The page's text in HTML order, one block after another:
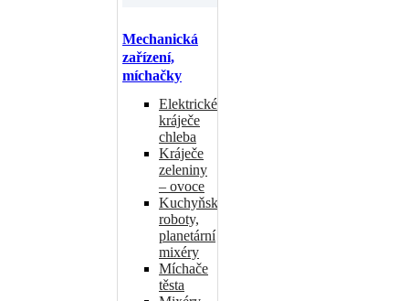
Mechanická
zařízení,
míchačky
Elektrické
kráječe
chleba
Kráječe
zeleniny
– ovoce
Kuchyňské
roboty,
planetární
mixéry
Míchače
těsta